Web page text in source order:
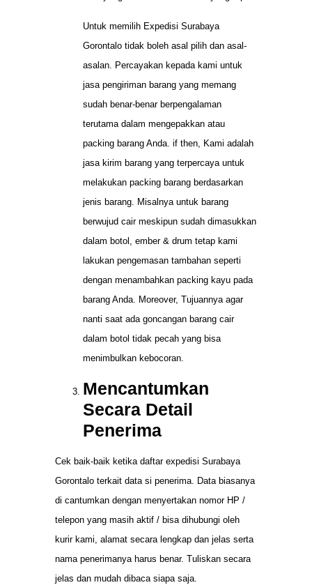
Untuk memilih Expedisi Surabaya
Gorontalo tidak boleh asal pilih dan asal-
asalan. Percayakan kepada kami untuk
jasa pengiriman barang yang memang
sudah benar-benar berpengalaman
terutama dalam mengepakkan atau
packing barang Anda. if then, Kami adalah
jasa kirim barang yang terpercaya untuk
melakukan packing barang berdasarkan
jenis barang. Misalnya untuk barang
berwujud cair meskipun sudah dimasukkan
dalam botol, ember & drum tetap kami
lakukan pengemasan tambahan seperti
dengan menambahkan packing kayu pada
barang Anda. Moreover, Tujuannya agar
nanti saat ada goncangan barang cair
dalam botol tidak pecah yang bisa
menimbulkan kebocoran.
Mencantumkan
Secara Detail
Penerima
Cek baik-baik ketika daftar expedisi Surabaya
Gorontalo terkait data si penerima. Data biasanya
di cantumkan dengan menyertakan nomor HP /
telepon yang masih aktif / bisa dihubungi oleh
kurir kami, alamat secara lengkap dan jelas serta
nama penerimanya harus benar. Tuliskan secara
jelas dan mudah dibaca siapa saja.